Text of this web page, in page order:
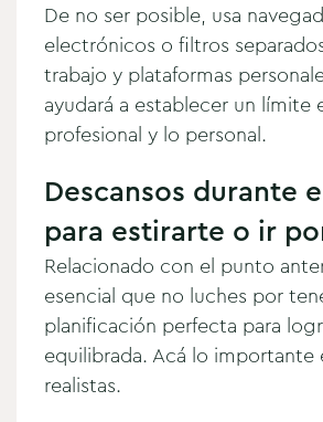
De no ser posible, usa
electrónicos o filtros
trabajo y plataformas
ayudará a establecer un límite
profesional y lo personal.
Descansos durante
para estirarte o ir
Relacionado con el punto
esencial que no luches por
planificación perfecta para
equilibrada. Acá lo importante
realistas.